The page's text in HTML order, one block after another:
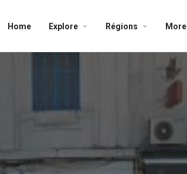
Home Explore Régions More